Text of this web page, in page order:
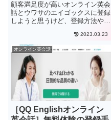
顧客満足度が高いオンライン英会
話とウワサのエイゴックスに登録
しようと思うけど、登録方法やレ
っておきたい。顧客満足度が高
く、初心者でも安心して使えるサ
ービスを提供していて、しかもネ
イティブ講師のレッスンが1回
35...
2023.03.23
オンライン英会話
［QQ Englishオンライン